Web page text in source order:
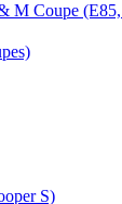
M Coupe
S)